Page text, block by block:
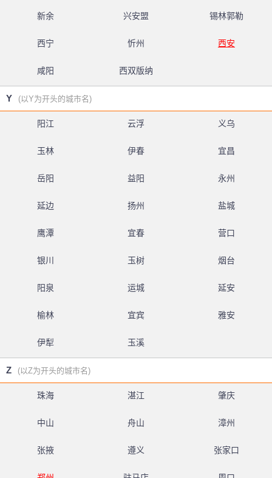
新余 兴安盟 锡林郭勒
西宁 忻州 西安
咸阳 西双版纳
Y (以Y为开头的城市名)
阳江 云浮 义乌
玉林 伊春 宜昌
岳阳 益阳 永州
延边 扬州 盐城
鹰潭 宜春 营口
银川 玉树 烟台
阳泉 运城 延安
榆林 宜宾 雅安
伊犁 玉溪
Z (以Z为开头的城市名)
珠海 湛江 肇庆
中山 舟山 漳州
张掖 遵义 张家口